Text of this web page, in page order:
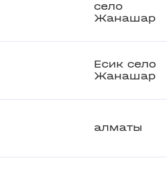
село
Жанашар
Есик село
Жанашар
алматы